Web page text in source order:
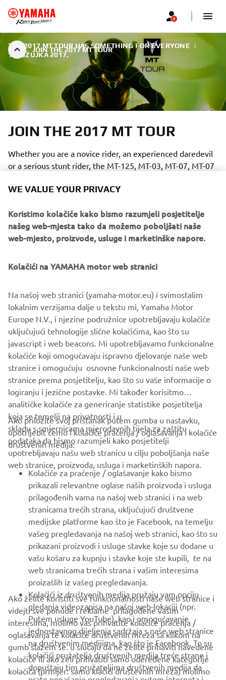
JOIN THE 2017 MT TOUR
THE 2017 MT TOUR HAS SOMETHING FOR EVERYONE
|
15. OŽUJKA 2017.
JOIN THE 2017 MT TOUR
Whether you are a novice rider, an experienced daredevil
or a serious stunt rider, the MT-125, MT-03, MT-07, MT-07
to bring the Dark Side of Japan to all levels of riding.
accessories, the 2017 MT Tour will be supported by a
So, if you're ready to take the next step and rise up your
darkness, checkwww.yamaha-darkside.comor visit your
local Yamaha dealer for more information.
Get signed up and join SHARK Helmets, Akrapovič,
Yamaha Music, TomTom and of course Yamaha on the
2017 MT Tour!
CORPORATE
FOR BUSINESS
MORE YAMAHA
SUPPORT
BILTEN
Budite prvi koji će saznati o najnovijim ponudama, posebnim
događajima, novim izdanjima i još mnogo toga
PRETPLATITE SE
Pročitajte našu Politiku privatnosti kako biste saznali kako
WE VALUE YOUR PRIVACY
Koristimo kolačiće kako bismo razumjeli posjetitelje
našeg web-mjesta tako da možemo poboljšati naše
web-mjesto, proizvode, usluge i marketinške napore.
Kolačići na YAMAHA motor web stranici
Na našoj web stranici (yamaha-motor.eu) i svimostalim
lokalnim verzijama dalje u tekstu mi, Yamaha Motor
Europe N.V., i njezine podružnice upotrebljavaju kolačiće
uključujući tehnologije slične kolačićima, kao što su
javascript i web beacons. Mi upotrebljavamo funkcionalne
kolačiće koji omogučavaju ispravno djelovanje naše web
stranice i omogučuju osnovne funkcionalnosti naše web
stranice prema posjetitelju, kao što su vaše informacije o
logiranju i jezične postavke. Mi također korisitmo
analitičke kolačiće za generiranje statistike posjetitelja
koja se temelji na privatnosti i u
skladu s smjernicama mjerodavnih tijela za zaštitu
podataka da bismo razumjeli kako posjetitelji
upotrebljavaju našu web stranicu u cilju poboljšanja naše
web stranice, proizvoda, usluga i marketinških napora.
Ako priložite svoj pristanak putem gumba u nastavku,
upotrijebit ćemo i kolačiće praćenja / oglašavanja i kolačiće
društvenih medija:
Kolačiće za praćenje / oglašavanje kako bismo
prikazali relevantne oglase naših proizvoda i usluga
prilagođenih vama na našoj web stranici i na web
stranicama trećih strana, uključujući društvene
medijske platforme kao što je Facebook, na temelju
vašeg pregledavanja na našoj web stranici, kao što su
prikazani proizvodi i usluge stavke koje su dodane u
vašu košaru za kupnju i stavke koje ste kupili, te na
web stranicama trećih strana i vašim interesima
proizašlih iz vašeg pregledavanja.
Kolačići iz društvenih medija pružaju vam opciju
gledanja videozapisa na našoj web-lokaciji (npr.
Putem usluge YouTube), kao i omogućavanje
jednostavnog dijeljenja sadržaja s naše web stranice
na društvenim medijima, kao što je Facebook. To su
kolačići pružatelja društvenih medija treće strane i
dopuštaju tim pružateljima društvenih medija da
Ako želite koristiti sve funkcionalnosti naše web stranice i
videjti sve ponude i reklame prilagođene vašim
interesima, molimo vas prihvatite kolačiće praćenja /
oglašavanja te kolačiće društvenih mreža sa klikom na
gumb slažem se. u slučaju da ne želite prihaviti navedene
kolačiće ili ako želi prihvatiti samo odeređene kategorije
kolačića (prmijer: samo klačići društevnih mreža) molimo